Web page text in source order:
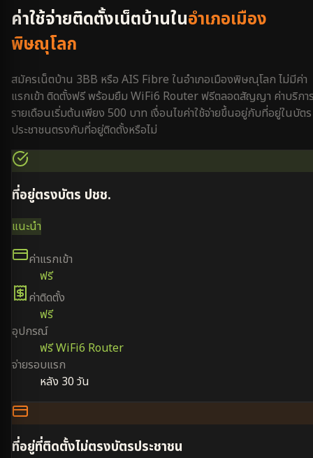
ค่าใช้จ่ายติดตั้งเน็ตบ้านในอำเภอเมือง
พิษณุโลก
สมัครเน็ตบ้าน 3BB หรือ AIS Fibre ในอำเภอเมืองพิษณุโลก ไม่มีค่า
แรกเข้า ติดตั้งฟรี พร้อมยืม WiFi6 Router ฟรีตลอดสัญญา ค่าบริกา
รายเดือนเริ่มต้นเพียง 500 บาท เงื่อนไขค่าใช้จ่ายขึ้นอยู่กับที่อยู่ในบัตร
ประชาชนตรงกับที่อยู่ติดตั้งหรือไม่
ที่อยู่ตรงบัตร ปชช.
แนะนำ
ค่าแรกเข้า
ฟรี
ค่าติดตั้ง
ฟรี
อุปกรณ์
ฟรี WiFi6 Router
จ่ายรอบแรก
หลัง 30 วัน
ที่อยู่ที่ติดตั้งไม่ตรงบัตรประชาชน